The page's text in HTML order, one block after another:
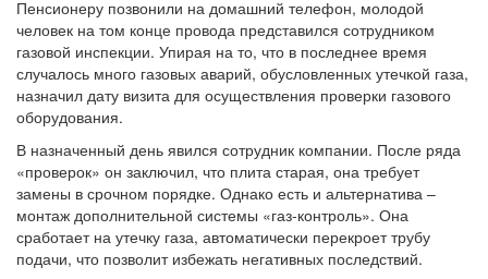
Пенсионеру позвонили на домашний телефон, молодой
человек на том конце провода представился сотрудником
газовой инспекции. Упирая на то, что в последнее время
случалось много газовых аварий, обусловленных утечкой газа,
назначил дату визита для осуществления проверки газового
оборудования.
В назначенный день явился сотрудник компании. После ряда
«проверок» он заключил, что плита старая, она требует
замены в срочном порядке. Однако есть и альтернатива –
монтаж дополнительной системы «газ-контроль». Она
сработает на утечку газа, автоматически перекроет трубу
подачи, что позволит избежать негативных последствий.